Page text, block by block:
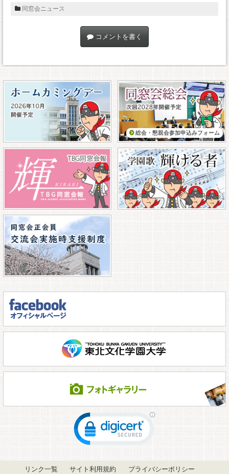
同窓会ニュース
コメントを書く
総会・懇親会参加申込みフォーム
リンク一覧 サイト利用規約 プライバシーポリシー